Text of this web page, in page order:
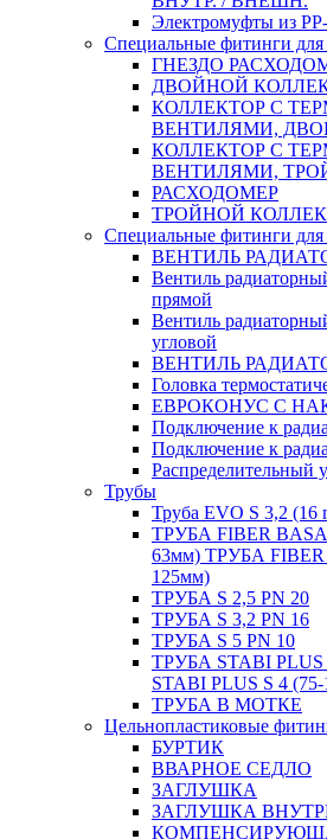
Электромуфты из
Специальные фитинги для
ГНЕЗДО
ДВОЙНОЙ
КОЛЛЕКТОР С
ВЕНТИЛЯМИ,
КОЛЛЕКТОР С
ВЕНТИЛЯМИ,
РАСХОДОМЕР
ТРОЙНОЙ
Специальные фитинги для
ВЕНТИЛЬ
Вентиль
прямой
Вентиль
угловой
ВЕНТИЛЬ
Головка
ЕВРОКОНУС С
Подключение к
Подключение к
Распределительный
Трубы
Труба EVO S 3,2 (16
ТРУБА FIBER
63мм) ТРУБА FIBER
125мм)
ТРУБА S 2,5 PN 20
ТРУБА S 3,2 PN 16
ТРУБА S 5 PN 10
ТРУБА STABI PLUS
STABI PLUS S 4 (75-
ТРУБА В МОТКЕ
Цельнопластиковые
БУРТИК
ВВАРНОЕ СЕДЛО
ЗАГЛУШКА
ЗАГЛУШКА